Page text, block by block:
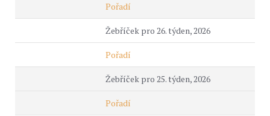
Pořadí
Žebříček pro 26. týden, 2026
Pořadí
Žebříček pro 25. týden, 2026
Pořadí